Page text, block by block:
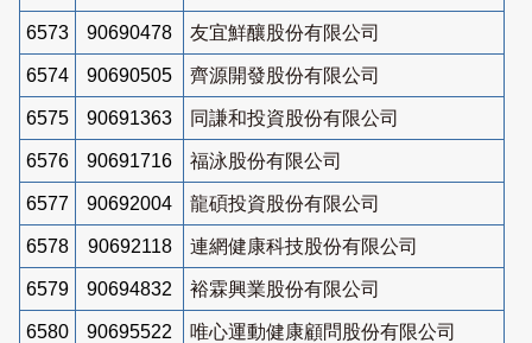
6573 90690478 友宜鮮釀股份有限公司
6574 90690505 齊源開發股份有限公司
6575 90691363 同謙和投資股份有限公司
6576 90691716 福泳股份有限公司
6577 90692004 龍碩投資股份有限公司
6578 90692118 連網健康科技股份有限公司
6579 90694832 裕霖興業股份有限公司
6580 90695522 唯心運動健康顧問股份有限公司